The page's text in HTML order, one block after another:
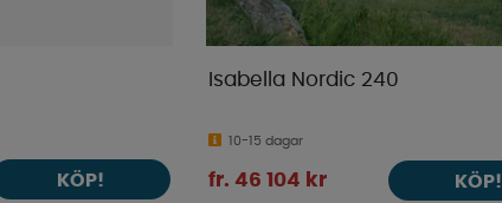
KÖP!
Isabella Nordic 240
10-15 dagar
fr. 46 104 kr KÖP!